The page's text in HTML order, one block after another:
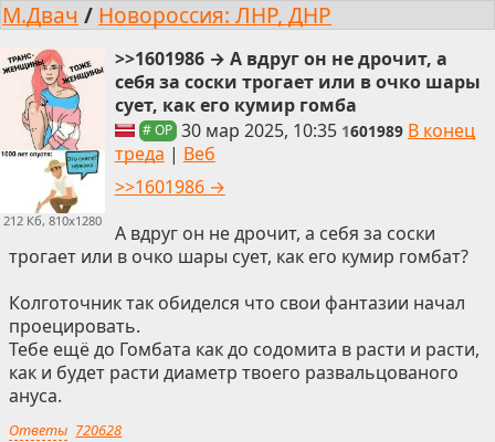
М.Двач / Новороссия: ЛНР, ДНР
212 Кб, 810x1280
>>1601986 → А вдруг он не дрочит, а
себя за соски трогает или в очко шары
сует, как его кумир гомба
# OP 30 мар 2025, 10:35 1601989 В конец
треда | Веб
>>1601986 →
А вдруг он не дрочит, а себя за соски
трогает или в очко шары сует, как его кумир гомбат?
Колготочник так обиделся что свои фантазии начал
проецировать.
Тебе ещё до Гомбата как до содомита в расти и расти,
как и будет расти диаметр твоего развальцованого
ануса.
Ответы 720628